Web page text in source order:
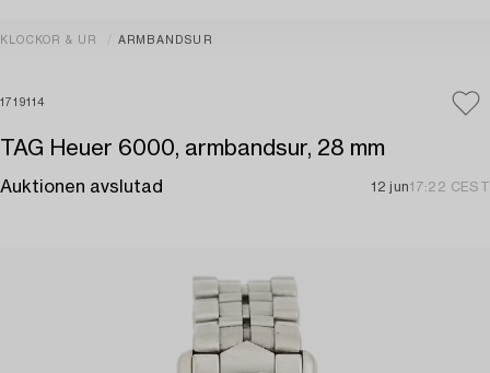
KLOCKOR & UR ARMBANDSUR
1719114
TAG Heuer 6000, armbandsur, 28 mm
Auktionen avslutad 12 jun17:22 CEST